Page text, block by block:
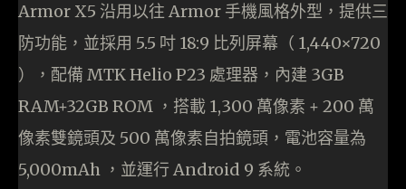
Armor X5 沿用以往 Armor 手機風格外型，提供三
防功能，並採用 5.5 吋 18:9 比列屏幕（ 1,440×720
），配備 MTK Helio P23 處理器，內建 3GB
RAM+32GB ROM ，搭載 1,300 萬像素 + 200 萬
像素雙鏡頭及 500 萬像素自拍鏡頭，電池容量為
5,000mAh ，並運行 Android 9 系統。